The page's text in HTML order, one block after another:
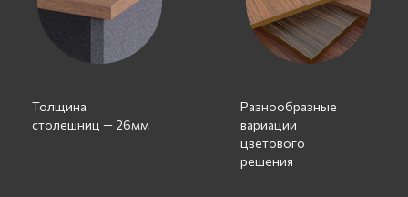
Толщина
столешниц — 26мм
Разнообразные
вариации
цветового
решения